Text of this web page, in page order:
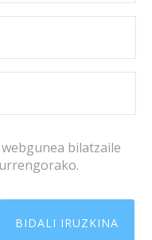
bilatzaile